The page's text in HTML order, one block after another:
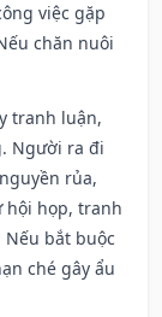
việc gặp
chăn nuôi
tranh luận,
Người ra đi
rủa,
hội họp, tranh
bắt buộc
ché gây ẩu